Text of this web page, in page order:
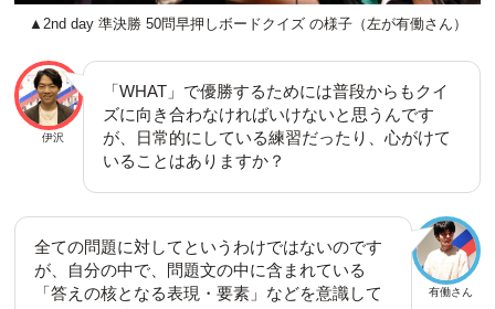
▲2nd day 準決勝 50問早押しボードクイズ の様子（左が有働さん）
伊沢
「WHAT」で優勝するためには普段からもクイ
ズに向き合わなければいけないと思うんです
が、日常的にしている練習だったり、心がけて
いることはありますか？
有働さん
全ての問題に対してというわけではないのです
が、自分の中で、問題文の中に含まれている
「答えの核となる表現・要素」などを意識して